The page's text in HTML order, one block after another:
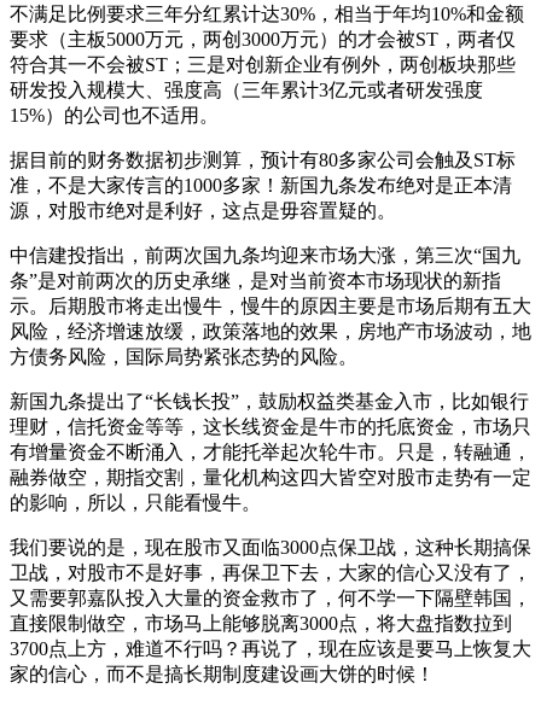
不满足比例要求三年分红累计达30%，相当于年均10%和金额
要求（主板5000万元，两创3000万元）的才会被ST，两者仅
符合其一不会被ST；三是对创新企业有例外，两创板块那些
研发投入规模大、强度高（三年累计3亿元或者研发强度
15%）的公司也不适用。
据目前的财务数据初步测算，预计有80多家公司会触及ST标
准，不是大家传言的1000多家！新国九条发布绝对是正本清
源，对股市绝对是利好，这点是毋容置疑的。
中信建投指出，前两次国九条均迎来市场大涨，第三次“国九
条”是对前两次的历史承继，是对当前资本市场现状的新指
示。后期股市将走出慢牛，慢牛的原因主要是市场后期有五大
风险，经济增速放缓，政策落地的效果，房地产市场波动，地
方债务风险，国际局势紧张态势的风险。
新国九条提出了“长钱长投”，鼓励权益类基金入市，比如银行
理财，信托资金等等，这长线资金是牛市的托底资金，市场只
有增量资金不断涌入，才能托举起次轮牛市。只是，转融通，
融券做空，期指交割，量化机构这四大皆空对股市走势有一定
的影响，所以，只能看慢牛。
我们要说的是，现在股市又面临3000点保卫战，这种长期搞保
卫战，对股市不是好事，再保卫下去，大家的信心又没有了，
又需要郭嘉队投入大量的资金救市了，何不学一下隔壁韩国，
直接限制做空，市场马上能够脱离3000点，将大盘指数拉到
3700点上方，难道不行吗？再说了，现在应该是要马上恢复大
家的信心，而不是搞长期制度建设画大饼的时候！